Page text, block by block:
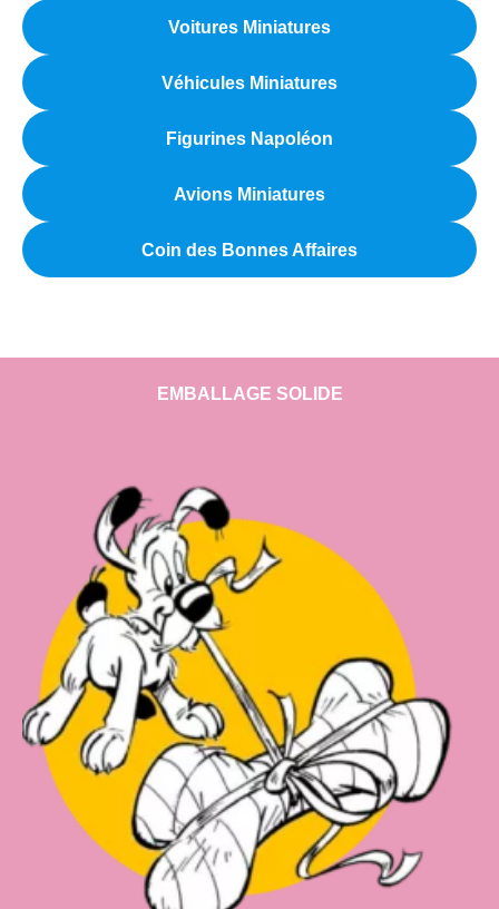
Voitures Miniatures
Véhicules Miniatures
Figurines Napoléon
Avions Miniatures
Coin des Bonnes Affaires
EMBALLAGE SOLIDE